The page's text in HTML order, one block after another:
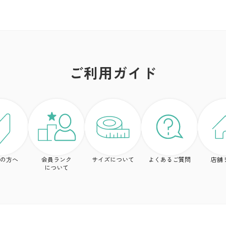
ご利用ガイド
方へ
会員ランク
について
サイズについて よくあるご質問 店舗